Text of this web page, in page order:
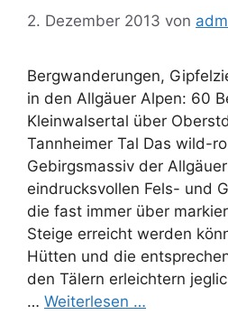
2. Dezember 2013 von
Bergwanderungen,
in den Allgäuer Alpen: 60
Kleinwalsertal über
Tannheimer Tal Das wild-
Gebirgsmassiv der
eindrucksvollen Fels- und
die fast immer über
Steige erreicht werden
Hütten und die
den Tälern erleichtern
… Weiterlesen …